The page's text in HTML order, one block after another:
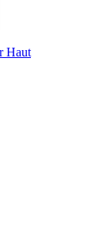
Haut